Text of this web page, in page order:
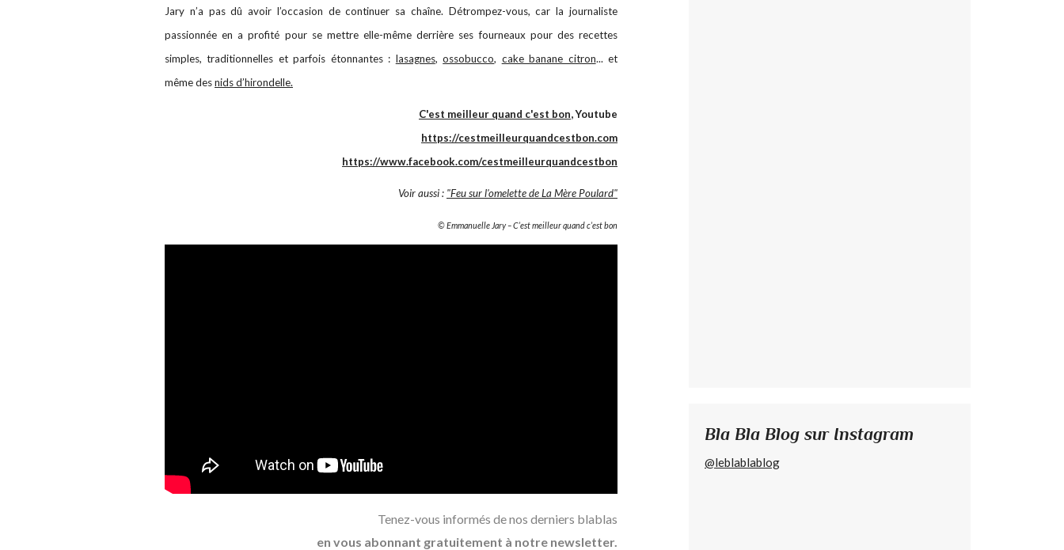
Jary n’a pas dû avoir l’occasion de continuer sa chaîne. Détrompez-vous, car la journaliste
passionnée en a profité pour se mettre elle-même derrière ses fourneaux pour des recettes
simples, traditionnelles et parfois étonnantes : lasagnes,ossobucco, cake banane citron... et
même desnids d’hirondelle.
C'est meilleur quand c'est bon, Youtube
https://cestmeilleurquandcestbon.com
https://www.facebook.com/cestmeilleurquandcestbon
Voir aussi : "Feu sur l'omelette de La Mère Poulard"
© Emmanuelle Jary – C’est meilleur quand c’est bon
Tenez-vous informés de nos derniers blablas
en vous abonnant gratuitement à notre newsletter.
Bla Bla Blog sur Instagram
@leblablablog